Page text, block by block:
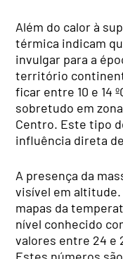
Além do calor à
térmica indicam
invulgar para a
território
ficar entre 10 e 14
sobretudo em
Centro. Este tipo
influência direta
A presença da
visível em altitude.
mapas da
nível conhecido
valores entre 24 e